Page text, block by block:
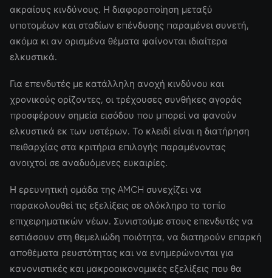
ακραίους κινδύνους. Η διαφοροποίηση μεταξύ
υποτομέων και σταδίων επένδυσης παραμένει συνετή,
ακόμα κι αν ορισμένα θέματα φαίνονται ιδιαίτερα
ελκυστικά.
Για επενδυτές με κατάλληλη ανοχή κινδύνου και
χρονικούς ορίζοντες, οι τρέχουσες συνθήκες αγοράς
προσφέρουν σημεία εισόδου που μπορεί να φανούν
ελκυστικά εκ των υστέρων. Το κλειδί είναι η διατήρηση
πειθαρχίας στα κριτήρια επιλογής παραμένοντας
ανοιχτοί σε αναδυόμενες ευκαιρίες.
Η ερευνητική ομάδα της AMCH συνεχίζει να
παρακολουθεί τις εξελίξεις σε ολόκληρο το τοπίο
επιχειρηματικών νέων. Συνιστούμε στους επενδυτές να
εστιάσουν στη θεμελιώδη ποιότητα, να διατηρούν επαρκή
αποθέματα ρευστότητας και να ενημερώνονται για
κανονιστικές και μακροοικονομικές εξελίξεις που θα